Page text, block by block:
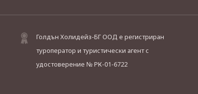
Голдън Холидейз-БГ ООД е регистриран
туроператор и туристически агент с
удостоверение № РК-01-6722